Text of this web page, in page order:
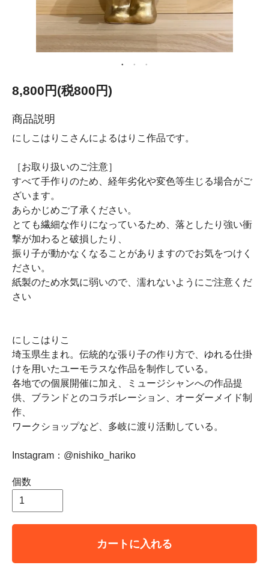
8,800円(税800円)
商品説明
にしこはりこさんによるはりこ作品です。
［お取り扱いのご注意］
すべて手作りのため、経年劣化や変色等生じる場合がご
ざいます。
あらかじめご了承ください。
とても繊細な作りになっているため、落としたり強い衝
撃が加わると破損したり、
振り子が動かなくなることがありますのでお気をつけく
ださい。
紙製のため水気に弱いので、濡れないようにご注意くだ
さい
にしこはりこ
埼玉県生まれ。伝統的な張り子の作り方で、ゆれる仕掛
けを用いたユーモラスな作品を制作している。
各地での個展開催に加え、ミュージシャンへの作品提
供、ブランドとのコラボレーション、オーダーメイド制
作、
ワークショップなど、多岐に渡り活動している。
Instagram：@nishiko_hariko
個数
カートに入れる